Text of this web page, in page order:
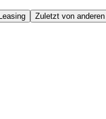
Zuletzt von